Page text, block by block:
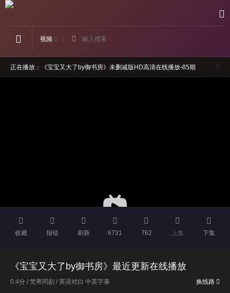
视频
正在播放：《宝宝又大了by御书房》未删减版HD高清在线播放-85期
收藏 报错 刷新 6731 762 上集 下集
《宝宝又大了by御书房》最近更新在线播放
换线路
0.4分 / 梵蒂冈剧 / 英语对白 中英字幕